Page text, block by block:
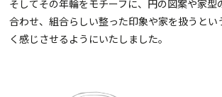
そしてその年輪をモチーフに、円の図案や家型
合わせ、組合らしい整った印象や家を扱うとい
く感じさせるようにいたしました。